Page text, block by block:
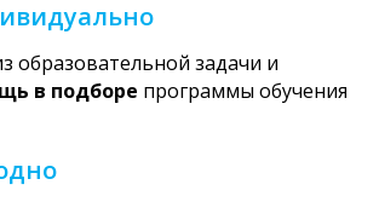
образовательной задачи и
в подборе программы обучения